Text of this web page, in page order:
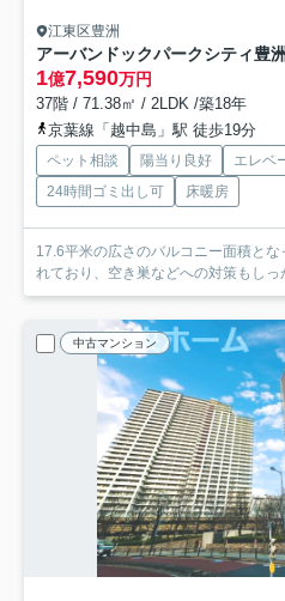
江東区豊洲
アーバンドックパークシティ豊
1億7,590万円
37階 / 71.38㎡ / 2LDK /築18年
京葉線「越中島」駅 徒歩19分
ペット相談 陽当り良好 エレベ
24時間ゴミ出し可
床暖房
17.6平米の広さのバルコニー面積と
れており、空き巣などへの対策もし
中古マンション